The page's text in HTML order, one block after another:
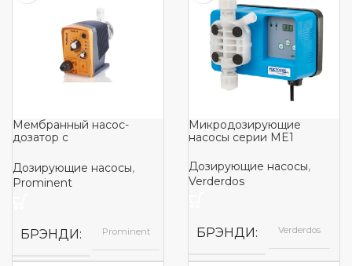
Мембранный насос-
дозатор с
управлением BETA
Дозирующие насосы,
Prominent
БРЭНДИ Prominent
Микродозирующие
насосы серии ME1
Дозирующие насосы,
Verderdos
БРЭНДИ Verderdos